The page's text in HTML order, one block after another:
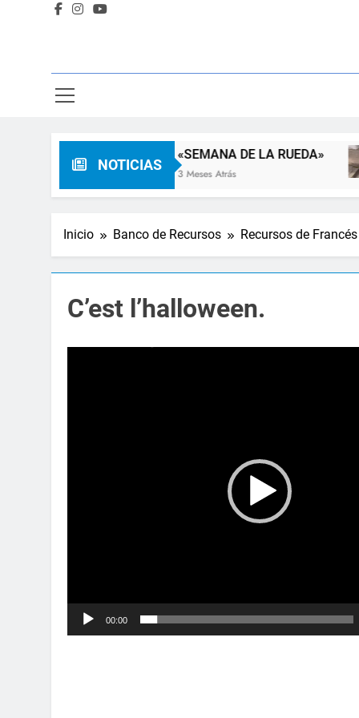
NOTICIAS
«SEMANA DE LA RUEDA»
3 Meses Atrás
Inicio Banco de Recursos Recursos de Francés
C’est l’halloween.
00:00